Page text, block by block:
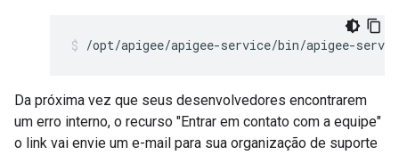
/opt/apigee/apigee-service/bin/apigee-
Da próxima vez que seus desenvolvedores encontrarem
um erro interno, o recurso "Entrar em contato com a equipe"
o link vai envie um e-mail para sua organização de suporte